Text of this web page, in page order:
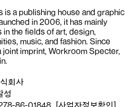
is a publishing house and graphic
in 2006, it has mainly
the fields of art, design,
music, and fashion. Since
joint imprint, Workroom Specter,
.
회사
성